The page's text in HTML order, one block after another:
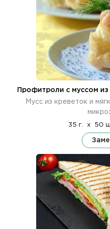
Профитроли с муссом из
Мусс из креветок и
35 г. x 50